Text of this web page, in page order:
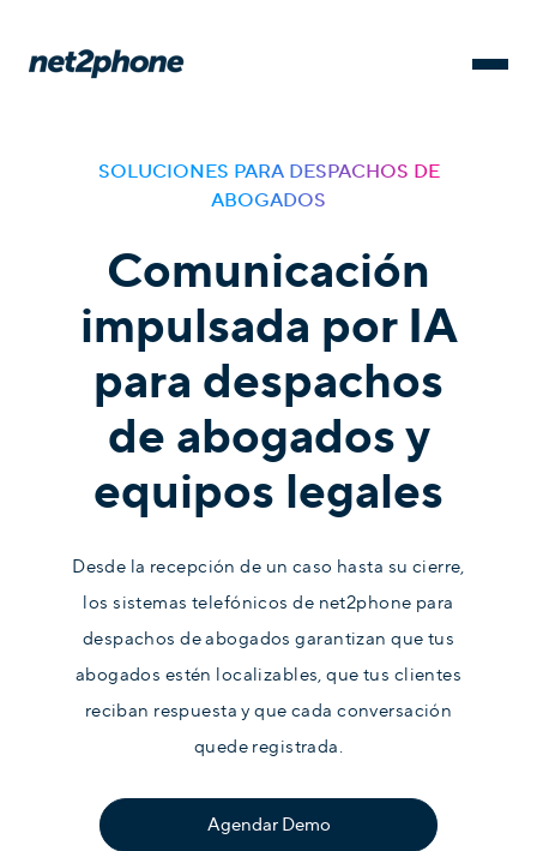
SOLUCIONES PARA DESPACHOS DE
ABOGADOS
Comunicación
impulsada por IA
para despachos
de abogados y
equipos legales
Desde la recepción de un caso hasta su cierre,
los sistemas telefónicos de net2phone para
despachos de abogados garantizan que tus
abogados estén localizables, que tus clientes
reciban respuesta y que cada conversación
quede registrada.
Agendar Demo